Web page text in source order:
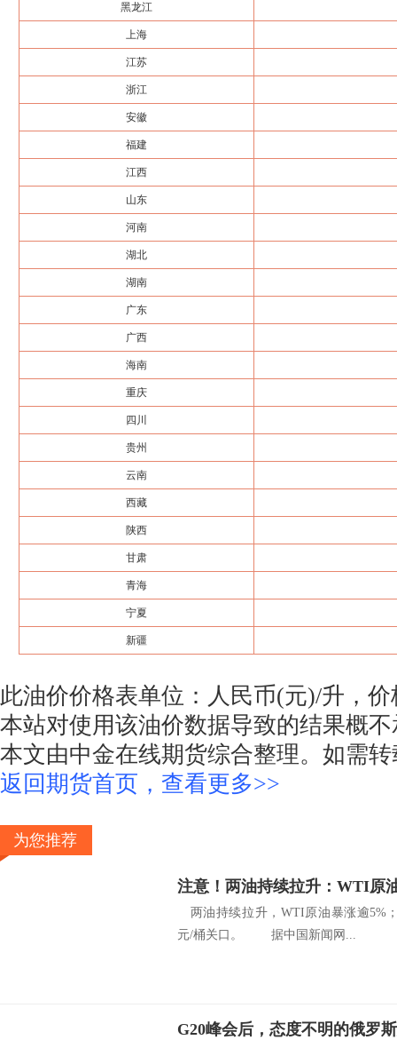
黑龙江
上海
江苏
浙江
安徽
福建
江西
山东
河南
湖北
湖南
广东
广西
海南
重庆
四川
贵州
云南
西藏
陕西
甘肃
青海
宁夏
新疆
此油价价格表单位：人民币(元)/升，
本站对使用该油价数据导致的结果概
本文由中金在线期货综合整理。如需
返回期货首页，查看更多>>
为您推荐
两油持续拉升，WTI原油暴涨逾5%
元/桶关口。 据中国新闻网...
G20峰会后，态度不明的俄罗